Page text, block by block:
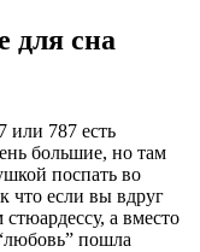
для сна
или 787 есть
большие, но там
поспать во
что если вы вдруг
а вместо
пошла